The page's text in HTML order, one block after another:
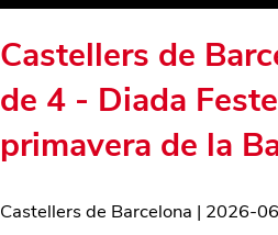
Castellers de
de 4 - Diada
primavera de la
Castellers de Barcelona | 2026-